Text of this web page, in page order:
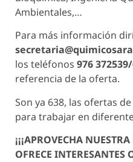
Ambientales,…
Para más información
los teléfonos 976
referencia de la oferta.
Son ya 638, las ofertas
para trabajar en
¡¡¡APROVECHA
OFRECE